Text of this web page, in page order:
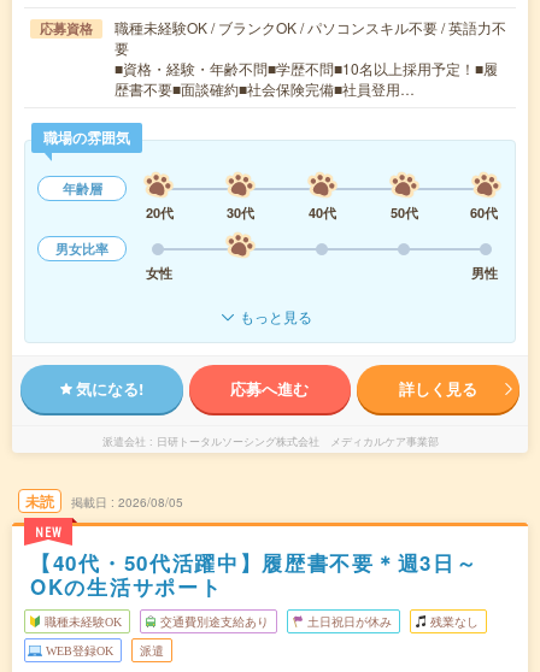
応募資格
職種未経験OK / ブランクOK / パソコンスキル不要 / 英語力不
要
■資格・経験・年齢不問■学歴不問■10名以上採用予定！■履
歴書不要■面談確約■社会保険完備■社員登用…
職場の雰囲気
年齢層
20代
30代 40代 50代
60代
男女比率
女性
男性
もっと見る
気になる! 応募へ進む 詳しく見る
派遣会社 日研トータルソーシング株式会社 メディカルケア事業部
未読
NEW
掲載日 2026/08/05
【40代・50代活躍中】履歴書不要＊週3日～
OKの生活サポート
職種未経験OK 交通費別途支給あり 土日祝日が休み 残業なし
WEB登録OK 派遣